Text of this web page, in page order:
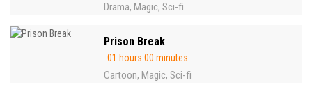
Drama, Magic, Sci-fi
Prison Break
01 hours 00 minutes
Cartoon, Magic, Sci-fi